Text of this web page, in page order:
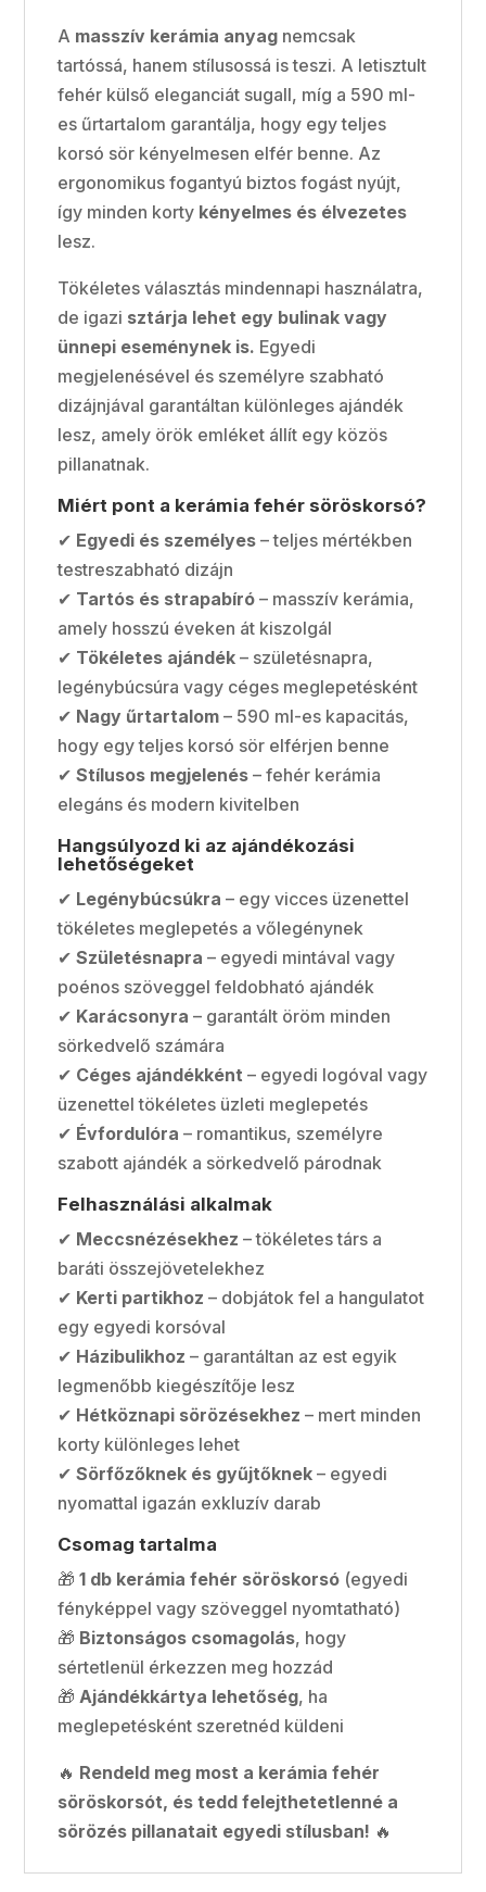
A masszív kerámia anyag nemcsak
tartóssá, hanem stílusossá is teszi. A letisztult
fehér külső eleganciát sugall, míg a 590 ml-
es űrtartalom garantálja, hogy egy teljes
korsó sör kényelmesen elfér benne. Az
ergonomikus fogantyú biztos fogást nyújt,
így minden korty kényelmes és élvezetes
lesz.
Tökéletes választás mindennapi használatra,
de igazi sztárja lehet egy bulinak vagy
ünnepi eseménynek is. Egyedi
megjelenésével és személyre szabható
dizájnjával garantáltan különleges ajándék
lesz, amely örök emléket állít egy közös
pillanatnak.
Miért pont a kerámia fehér söröskorsó?
✔ Egyedi és személyes – teljes mértékben
testreszabható dizájn
✔ Tartós és strapabíró – masszív kerámia,
amely hosszú éveken át kiszolgál
✔ Tökéletes ajándék – születésnapra,
legénybúcsúra vagy céges meglepetésként
✔ Nagy űrtartalom – 590 ml-es kapacitás,
hogy egy teljes korsó sör elférjen benne
✔Stílusos megjelenés – fehér kerámia
elegáns és modern kivitelben
Hangsúlyozd ki az ajándékozási
lehetőségeket
✔ Legénybúcsúkra – egy vicces üzenettel
tökéletes meglepetés a vőlegénynek
✔Születésnapra – egyedi mintával vagy
poénos szöveggel feldobható ajándék
✔ Karácsonyra – garantált öröm minden
sörkedvelő számára
✔ Céges ajándékként – egyedi logóval vagy
üzenettel tökéletes üzleti meglepetés
✔ Évfordulóra – romantikus, személyre
szabott ajándék a sörkedvelő párodnak
Felhasználási alkalmak
✔ Meccsnézésekhez – tökéletes társ a
baráti összejövetelekhez
✔ Kerti partikhoz – dobjátok fel a hangulatot
egy egyedi korsóval
✔ Házibulikhoz – garantáltan az est egyik
legmenőbb kiegészítője lesz
✔ Hétköznapi sörözésekhez – mert minden
korty különleges lehet
✔Sörfőzőknek és gyűjtőknek – egyedi
nyomattal igazán exkluzív darab
Csomag tartalma
🎁1 db kerámia fehér söröskorsó (egyedi
fényképpel vagy szöveggel nyomtatható)
🎁 Biztonságos csomagolás, hogy
sértetlenül érkezzen meg hozzád
🎁 Ajándékkártya lehetőség, ha
meglepetésként szeretnéd küldeni
🔥 Rendeld meg most a kerámia fehér
söröskorsót, és tedd felejthetetlenné a
sörözés pillanatait egyedi stílusban! 🔥